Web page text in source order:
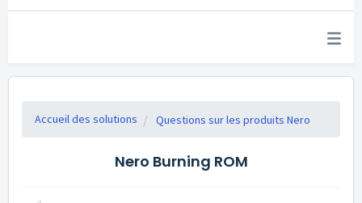
Accueil des solutions Questions sur les produits Nero
Nero Burning ROM